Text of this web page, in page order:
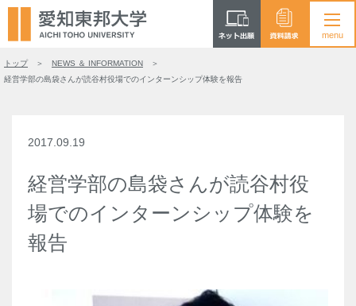
トップ
NEWS ＆ INFORMATION
経営学部の島袋さんが読谷村役場でのインターンシップ体験を報告
2017.09.19
経営学部の島袋さんが読谷村役
場でのインターンシップ体験を
報告